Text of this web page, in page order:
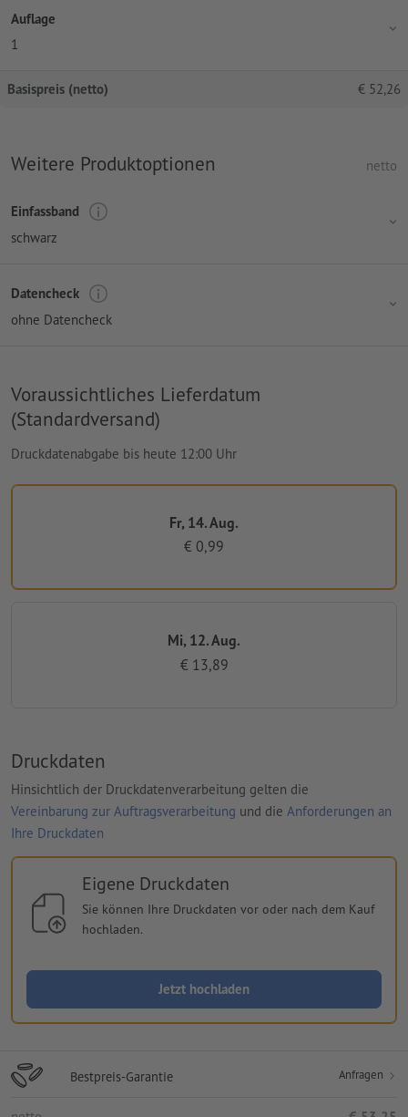
Auflage
1
Basispreis (netto) € 52,26
Weitere Produktoptionen netto
Einfassband
schwarz
Datencheck
ohne Datencheck
Voraussichtliches Lieferdatum
(Standardversand)
Druckdatenabgabe bis heute 12:00 Uhr
Fr, 14. Aug.
€ 0,99
Mi, 12. Aug.
€ 13,89
Druckdaten
Hinsichtlich der Druckdatenverarbeitung gelten die
Vereinbarung zur Auftragsverarbeitung und die Anforderungen an
Ihre Druckdaten
Eigene Druckdaten
Sie können Ihre Druckdaten vor oder nach dem Kauf
hochladen.
Jetzt hochladen
Bestpreis-Garantie Anfragen